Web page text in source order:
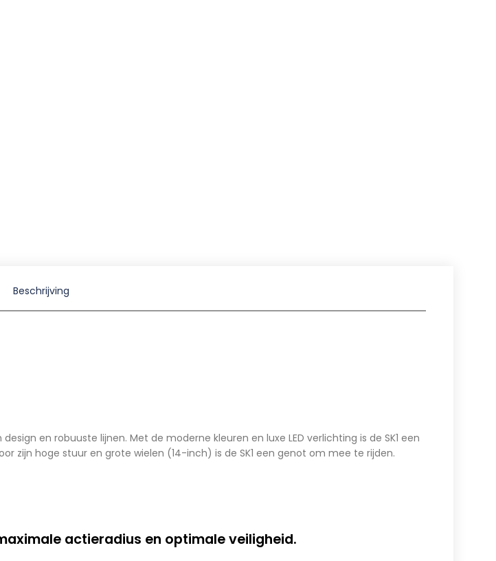
Beschrijving
en robuuste lijnen. Met de moderne kleuren en luxe LED verlichting is de SK1 een
zijn hoge stuur en grote wielen (14-inch) is de SK1 een genot om mee te rijden.
actieradius en optimale veiligheid.